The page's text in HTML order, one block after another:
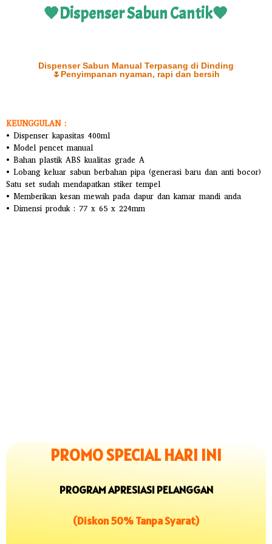
🧡Dispenser Sabun Cantik🧡
Dispenser Sabun Manual Terpasang di Dinding
🌷Penyimpanan nyaman, rapi dan bersih
KEUNGGULAN :
• Dispenser kapasitas 400ml
• Model pencet manual
• Bahan plastik ABS kualitas grade A
• Lobang keluar sabun berbahan pipa (generasi baru dan anti bocor)
Satu set sudah mendapatkan stiker tempel
• Memberikan kesan mewah pada dapur dan kamar mandi anda
• Dimensi produk : 77 x 65 x 224mm
PROMO SPECIAL HARI INI
PROGRAM APRESIASI PELANGGAN
(Diskon 50% Tanpa Syarat)